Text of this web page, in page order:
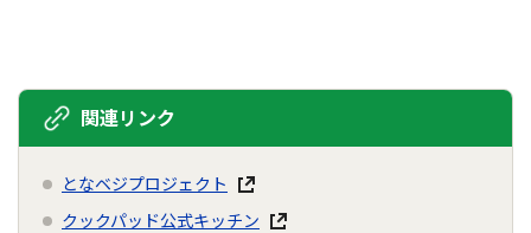
関連リンク
となベジプロジェクト
クックパッド公式キッチン